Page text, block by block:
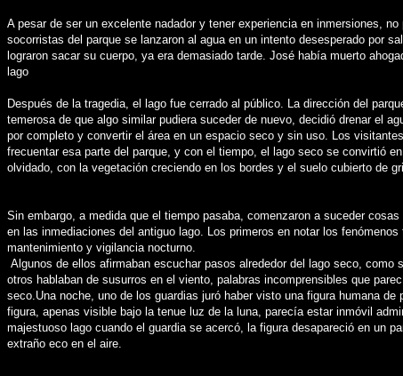
A pesar de ser un excelente nadador y tener experiencia en inmersiones,
socorristas del parque se lanzaron al agua en un intento desesperado por
lograron sacar su cuerpo, ya era demasiado tarde. José había muerto
lago
Después de la tragedia, el lago fue cerrado al público. La dirección del
temerosa de que algo similar pudiera suceder de nuevo, decidió drenar el
por completo y convertir el área en un espacio seco y sin uso. Los
frecuentar esa parte del parque, y con el tiempo, el lago seco se convirtió
olvidado, con la vegetación creciendo en los bordes y el suelo cubierto de
Sin embargo, a medida que el tiempo pasaba, comenzaron a suceder cosas
en las inmediaciones del antiguo lago. Los primeros en notar los
mantenimiento y vigilancia nocturno.
Algunos de ellos afirmaban escuchar pasos alrededor del lago seco, como
otros hablaban de susurros en el viento, palabras incomprensibles que
seco.Una noche, uno de los guardias juró haber visto una figura humana
figura, apenas visible bajo la tenue luz de la luna, parecía estar inmóvil
majestuoso lago cuando el guardia se acercó, la figura desapareció en un
extraño eco en el aire.